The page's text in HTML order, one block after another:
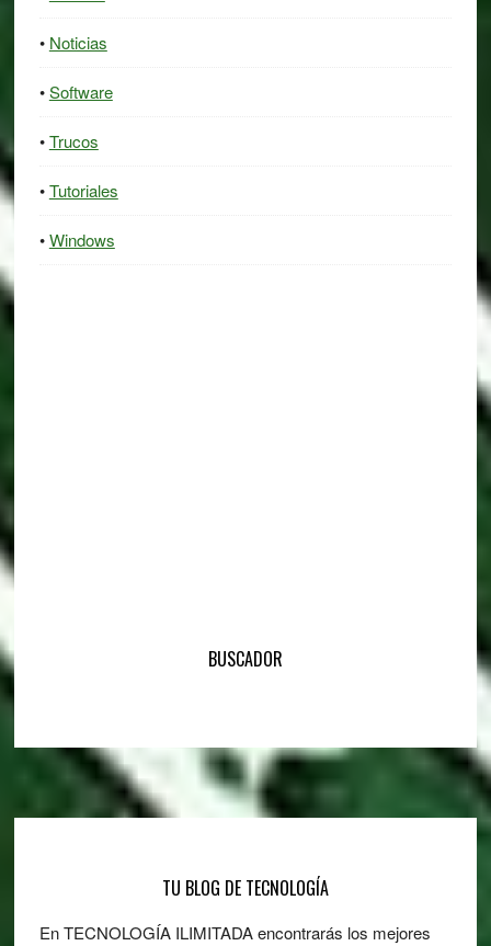
Noticias
Software
Trucos
Tutoriales
Windows
BUSCADOR
TU BLOG DE TECNOLOGÍA
En TECNOLOGÍA ILIMITADA encontrarás los mejores